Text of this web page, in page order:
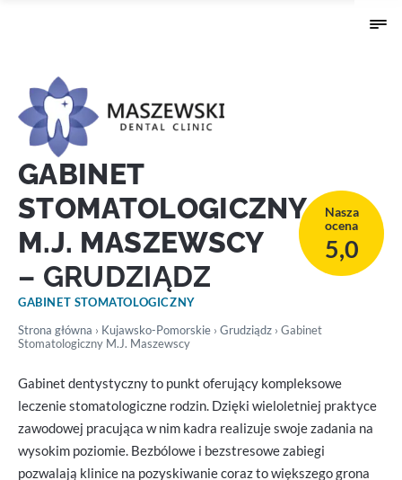
GABINET
STOMATOLOGICZNY
M.J. MASZEWSCY
– GRUDZIĄDZ
GABINET STOMATOLOGICZNY
Nasza
ocena
5,0
Strona główna › Kujawsko-Pomorskie › Grudziądz › Gabinet
Stomatologiczny M.J. Maszewscy
Gabinet dentystyczny to punkt oferujący kompleksowe
leczenie stomatologiczne rodzin. Dzięki wieloletniej praktyce
zawodowej pracująca w nim kadra realizuje swoje zadania na
wysokim poziomie. Bezbólowe i bezstresowe zabiegi
pozwalają klinice na pozyskiwanie coraz to większego grona